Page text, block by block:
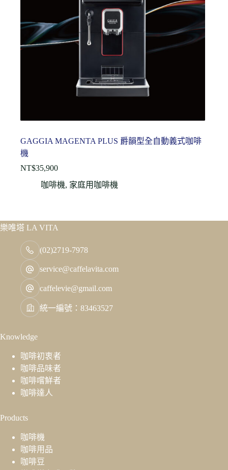
GAGGIA MAGENTA PLUS 爵韻型全自動義式咖啡
機
NT$35,900
咖啡機, 家庭用咖啡機
樂唯塔 LA VITA
(02)2719-7978
service@caffelavita.com
caffelevie@gmail.com
統一編號：83463527
Knowledge
咖啡初衷者
咖啡品味者
咖啡嚐鮮者
咖啡達人
Products
咖啡機
咖啡用品
咖啡豆